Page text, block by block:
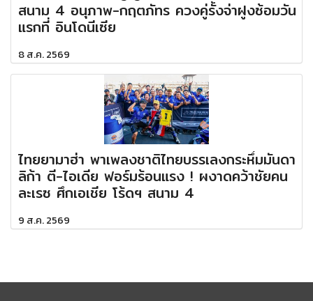
สนาม 4 อนุภาพ-กฤตภัทร ควงคู่รั้งจ่าฝูงซ้อมวัน
แรกที่ อินโดนีเซีย
8 ส.ค. 2569
ไทยยามาฮ่า พาเพลงชาติไทยบรรเลงกระหึ่มมันดา
ลิก้า ตี-ไอเดีย ฟอร์มร้อนแรง ! ผงาดคว้าชัยคน
ละเรซ ศึกเอเชีย โร้ดฯ สนาม 4
9 ส.ค. 2569